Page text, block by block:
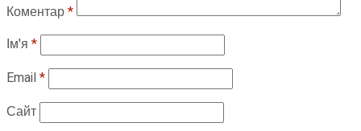
Коментар*
Ім'я *
Email*
Сайт